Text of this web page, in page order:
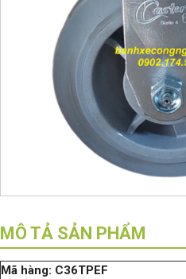
MÔ TẢ SẢN PHẨM
Mãhàng: C36TPEF